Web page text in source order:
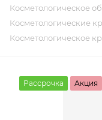
Косметологическое
Косметологические
Косметологическое
Рассрочка Акция